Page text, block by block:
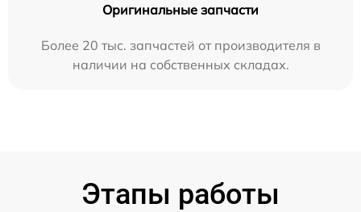
Оригинальные запчасти
Более 20 тыс. запчастей от производителя в
наличии на собственных складах.
Этапы работы